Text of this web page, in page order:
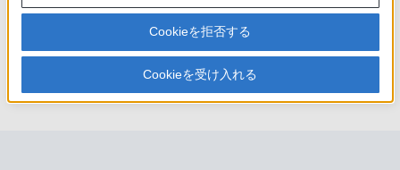
平衡（バランス）出力は主に業務用機器で使われており、出力ケーブルを長く延長す
コネクターはCANNON（XLR）コネクターが使用されます。
不平衡（アンバランス）出力は民生用に多く用いられています。
Cookieを拒否する
Cookieを受け入れる